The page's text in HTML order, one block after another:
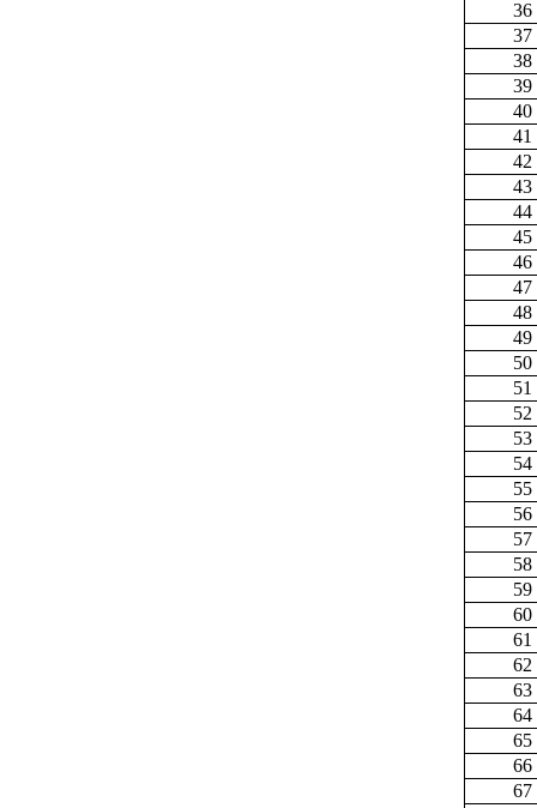
36
37
38
39
40
41
42
43
44
45
46
47
48
49
50
51
52
53
54
55
56
57
58
59
60
61
62
63
64
65
66
67